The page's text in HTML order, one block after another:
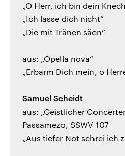
„O Herr, ich bin dein
„Ich lasse dich nicht”
„Die mit Tränen säen”
aus: „Opella nova“
„Erbarm Dich mein, o
Samuel Scheidt
aus: „Geistlicher
Passamezo, SSWV 107
„Aus tiefer Not schrei ich